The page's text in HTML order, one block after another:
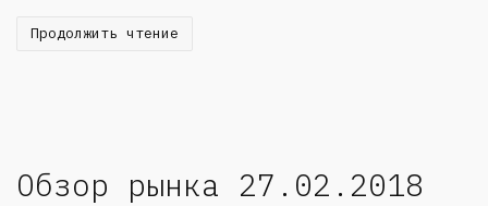
Продолжить чтение
Обзор рынка 27.02.2018